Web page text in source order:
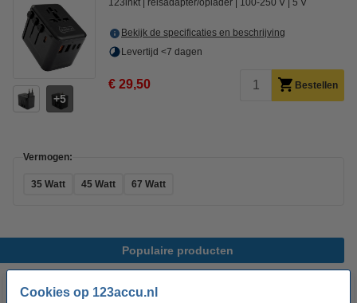
Cookies op 123accu.nl
5
123inkt reisadapter/oplader 100-250 V 5 V
Bekijk de specificaties en beschrijving
Levertijd <7 dagen
€ 29,50 Bestellen
Vermogen:
35 Watt 45 Watt 67 Watt
Populaire producten